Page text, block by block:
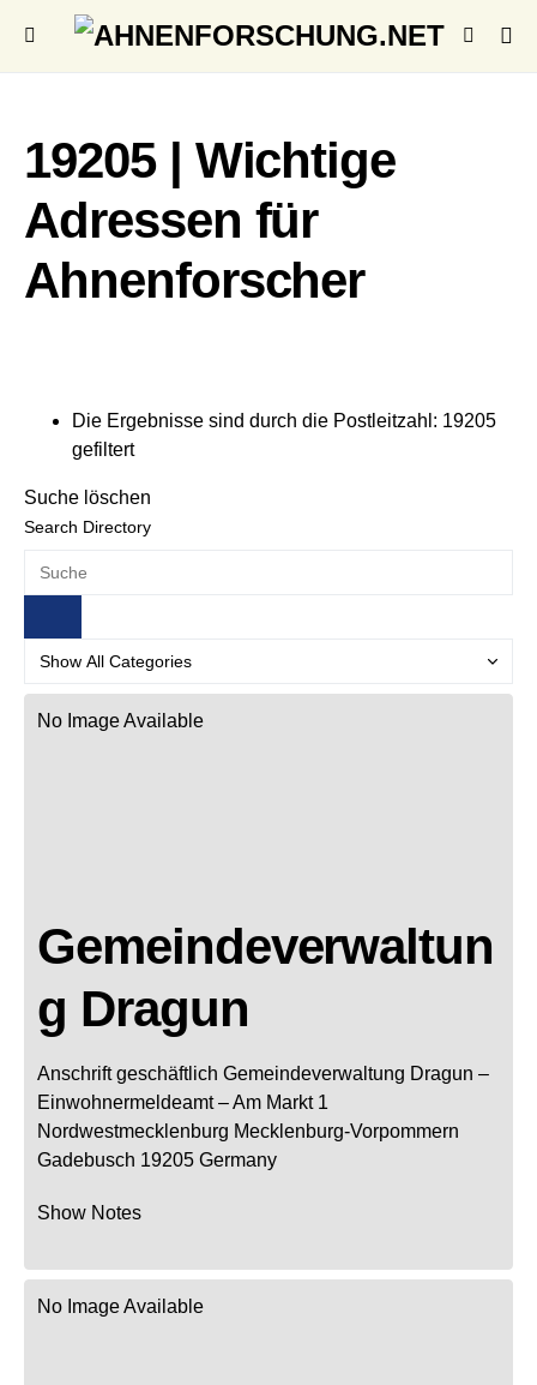
19205 | Wichtige
Adressen für
Ahnenforscher
Die Ergebnisse sind durch die Postleitzahl: 19205
gefiltert
Suche löschen
Search Directory
No Image Available
Gemeindeverwaltun
g Dragun
Anschrift geschäftlich Gemeindeverwaltung Dragun –
Einwohnermeldeamt –Am Markt 1
Nordwestmecklenburg Mecklenburg-Vorpommern
Gadebusch 19205 Germany
Show Notes
No Image Available